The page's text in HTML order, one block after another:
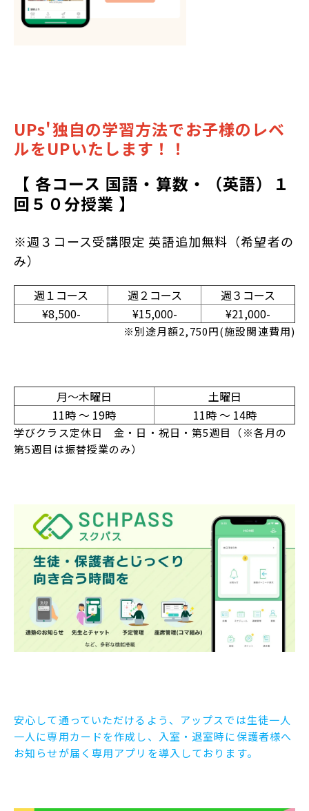
UPs'独自の学習方法でお子様のレベ
ルをUPいたします！！
【 各コース 国語・算数・（英語）１
回５０分授業 】
※週３コース受講限定 英語追加無料（希望者の
み）
週１コース 週２コース
週３コース
¥8,500-
¥15,000- ¥21,000-
※別途月額2,750円(施設関連費用)
月〜木曜日
土曜日
11時 〜 19時
11時 〜 14時
学びクラス定休日 金・日・祝日・第5週目（※各月の
第5週目は振替授業のみ）
安心して通っていただけるよう、アップスでは生徒一人
一人に専用カードを作成し、入室・退室時に保護者様へ
お知らせが届く専用アプリを導入しております。